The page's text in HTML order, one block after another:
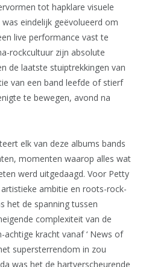
tot hapklare visuele
eindelijk geëvolueerd om
live performance vast te
rockcultuur zijn absolute
de laatste stuiptrekkingen van
van een band leefde of stierf
te bewegen, avond na
elk van deze albums bands
momenten waarop alles wat
werd uitgedaagd. Voor Petty
ambitie en roots-rock-
het de spanning tussen
complexiteit van de
kracht vanaf ‘ News of
supersterrendom in zou
was het de hartverscheurende